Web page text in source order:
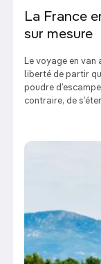
La France
sur mesure
Le voyage en van
liberté de partir
poudre
contraire, de